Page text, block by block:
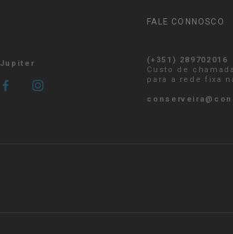
Jupiter
FALE CONNOSCO
(+351) 289702016
Custo de chamada
para a rede fixa